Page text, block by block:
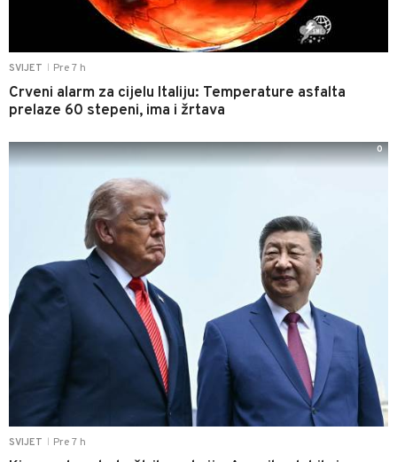
SVIJET Pre 7 h
Crveni alarm za cijelu Italiju: Temperature asfalta
prelaze 60 stepeni, ima i žrtava
SVIJET Pre 7 h
0